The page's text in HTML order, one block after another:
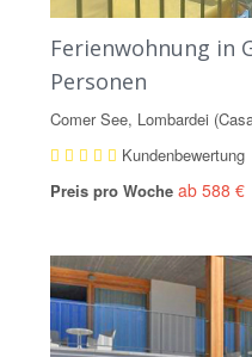
Ferienwohnung in
Personen
Comer See, Lombardei
Kundenbewertung
Preis pro Woche ab 588 €